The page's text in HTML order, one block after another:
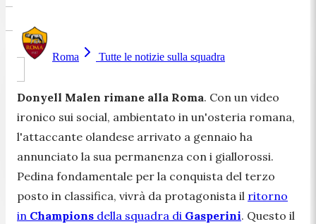
Roma Tutte le notizie sulla squadra
Donyell Malen rimane alla Roma. Con un video
ironico sui social, ambientato in un'osteria romana,
l'attaccante olandese arrivato a gennaio ha
annunciato la sua permanenza con i giallorossi.
Pedina fondamentale per la conquista del terzo
posto in classifica, vivrà da protagonista il ritorno
in Champions della squadra di Gasperini. Questo il